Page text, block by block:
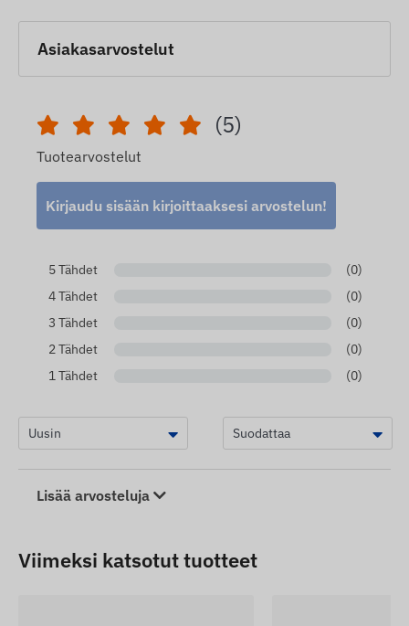
Asiakasarvostelut
(5)
Tuotearvostelut
Kirjaudu sisään kirjoittaaksesi arvostelun!
5 Tähdet
(0)
4 Tähdet
(0)
3 Tähdet
(0)
2 Tähdet
(0)
1 Tähdet
(0)
Lisää arvosteluja
Viimeksi katsotut tuotteet